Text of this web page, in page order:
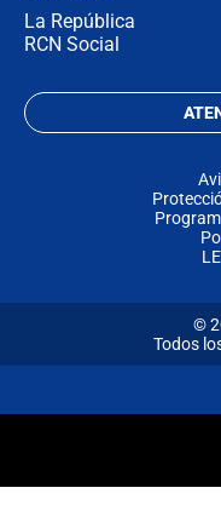
La República
RCN Social
©
Todos